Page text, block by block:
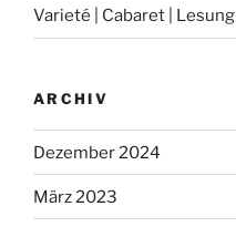
Varieté | Cabaret | Lesung
ARCHIV
Dezember 2024
März 2023